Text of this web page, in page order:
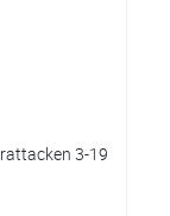
3-19